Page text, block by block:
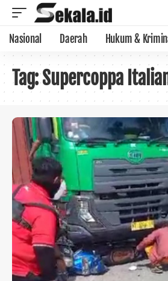
Nasional Daerah Hukum &
Tag:Supercoppa